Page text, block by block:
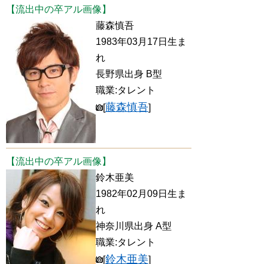
【流出中の卒アル画像】
藤森慎吾
1983年03月17日生ま
れ
長野県出身 B型
職業:タレント
[藤森慎吾]
【流出中の卒アル画像】
鈴木亜美
1982年02月09日生ま
れ
神奈川県出身 A型
職業:タレント
[鈴木亜美]